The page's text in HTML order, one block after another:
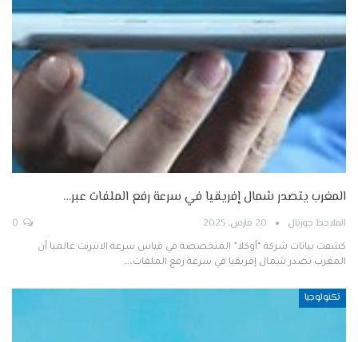
المغرب يتصدر شمال إفريقيا في سرعة رفع الملفات عبر…
الملاحظ جورنال 20 مارس, 2025
كشفت بيانات شركة “أوكلا” المتخصصة في قياس سرعة الانترنت عالميا أن
المغرب تصدر شمال إفريقيا في سرعة رفع الملفات،…
تكنولوجيا